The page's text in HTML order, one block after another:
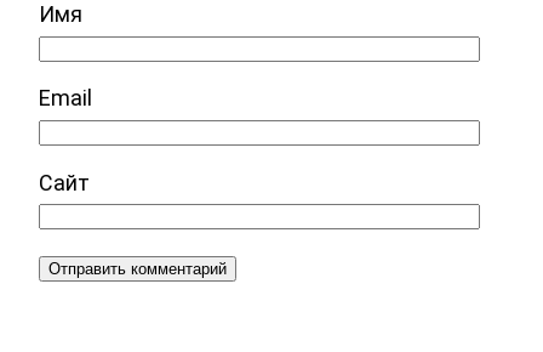
Имя
Email
Сайт